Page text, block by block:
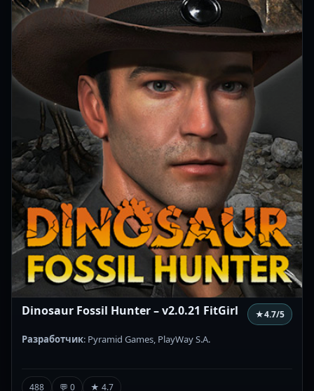
Dinosaur Fossil Hunter – v2.0.21 FitGirl ★4.7/5
Разработчик: Pyramid Games, PlayWay S.A.
488 💬 0 ★ 4.7